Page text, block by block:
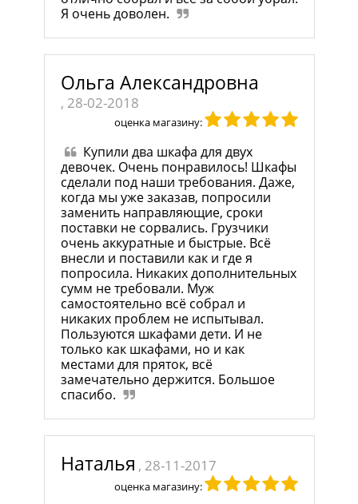
Я очень доволен.
Ольга Александровна
, 28-02-2018
оценка магазину:
Купили два шкафа для двух
девочек. Очень понравилось! Шкафы
сделали под наши требования. Даже,
когда мы уже заказав, попросили
заменить направляющие, сроки
поставки не сорвались. Грузчики
очень аккуратные и быстрые. Всё
внесли и поставили как и где я
попросила. Никаких дополнительных
сумм не требовали. Муж
самостоятельно всё собрал и
никаких проблем не испытывал.
Пользуются шкафами дети. И не
только как шкафами, но и как
местами для пряток, всё
замечательно держится. Большое
спасибо.
Наталья , 28-11-2017
оценка магазину: